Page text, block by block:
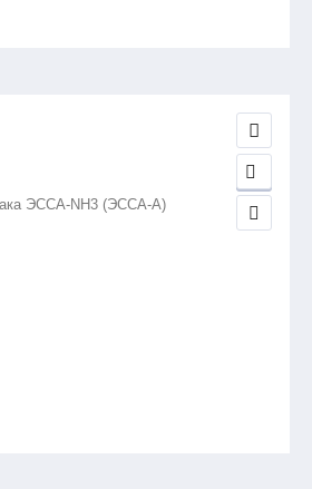
ЭССА-NH3 (ЭССА-А)